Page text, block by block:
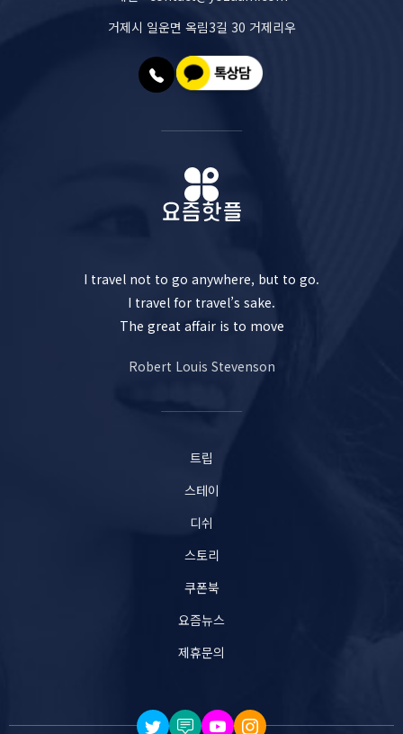
거제시 일운면 옥림3길 30 거제리우
I travel not to go anywhere, but to go.
I travel for travel’s sake.
The great affair is to move
Robert Louis Stevenson
트립
스테이
디쉬
스토리
쿠폰북
요즘뉴스
제휴문의